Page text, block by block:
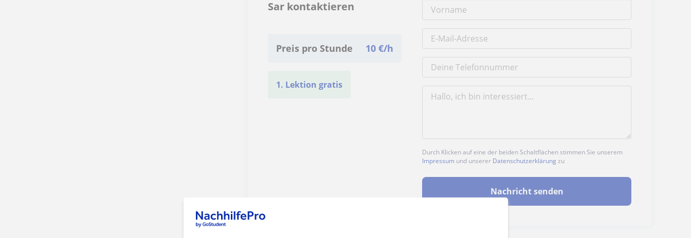
Sar kontaktieren
Preis pro Stunde 10 €/h
1. Lektion gratis
Durch Klicken auf eine der beiden Schaltflächen stimmen Sie unserem
Impressum und unserer Datenschutzerklärung zu
Nachricht senden